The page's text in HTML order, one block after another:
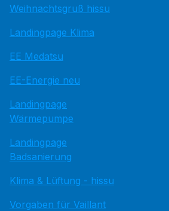
Weihnachtsgruß hissu
Landingpage Klima
EE Medatsu
EE-Energie neu
Landingpage
Wärmepumpe
Landingpage
Badsanierung
Klima & Lüftung - hissu
Vorgaben für Vaillant